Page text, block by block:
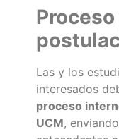
Las y los
interesados
proceso
UCM,